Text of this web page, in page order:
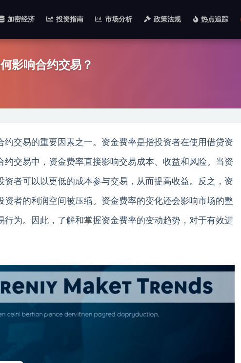
加密经济 投资指南 市场分析 政策法规 热点追踪
影响合约交易？
约交易的重要因素之一。资金费率是指投资者在使用借贷资
约交易中，资金费率直接影响交易成本、收益和风险。当资
资者可以以更低的成本参与交易，从而提高收益。反之，资
资者的利润空间被压缩。资金费率的变化还会影响市场的整
行为。因此，了解和掌握资金费率的变动趋势，对于有效进